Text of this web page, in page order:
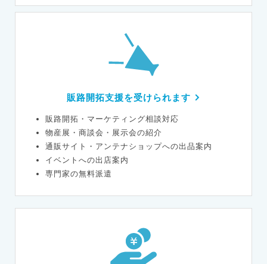
販路開拓支援を受けられます
販路開拓・マーケティング相談対応
物産展・商談会・展示会の紹介
通販サイト・アンテナショップへの出品案内
イベントへの出店案内
専門家の無料派遣